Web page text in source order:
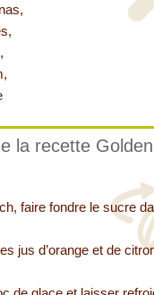
la recette
faire fondre le sucre
jus d’orange et de